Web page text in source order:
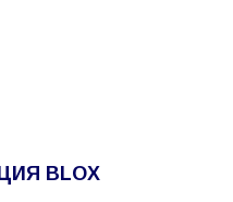
BLOX